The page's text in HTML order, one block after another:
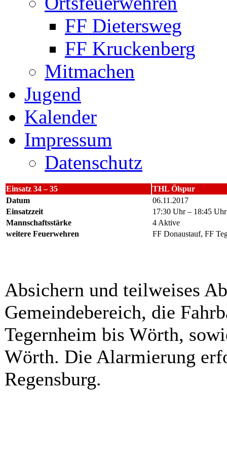
FF Dietersweg
FF Kruckenberg
Mitmachen
Jugend
Kalender
Impressum
Datenschutz
Einsatz 34 – 35
THL Ölspur
Datum
06.11.2017
Einsatzzeit
17:30 Uhr – 18:45 Uhr
Mannschaftsstärke
4 Aktive
weitere Feuerwehren
FF Donaustauf, FF
Absichern und teilweises
Gemeindebereich, die
Tegernheim bis Wörth,
Wörth. Die Alarmierung
Regensburg.